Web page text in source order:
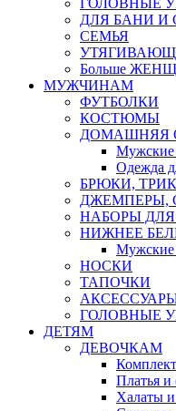
ГОЛОВНЫЕ
ДЛЯ БАНИ И
СЕМЬЯ
Больше
МУЖЧИНАМ
ФУТБОЛКИ
КОСТЮМЫ
ДОМАШНЯЯ
Мужские
Одежда
БРЮКИ,
ДЖЕМПЕРЫ,
НАБОРЫ
НИЖНЕЕ
Мужские
НОСКИ
ТАПОЧКИ
ГОЛОВНЫЕ
ДЕТЯМ
ДЕВОЧКАМ
Платья и
Халаты